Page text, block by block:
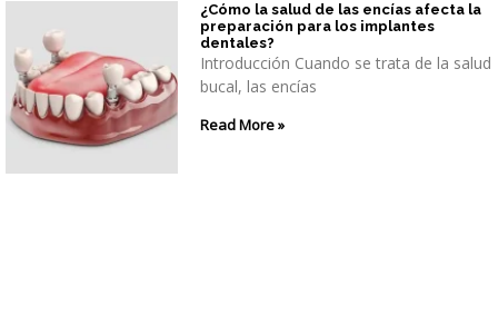
¿Cómo la salud de las encías afecta la
preparación para los implantes
dentales?
Introducción Cuando se trata de la salud
bucal, las encías
Read More »